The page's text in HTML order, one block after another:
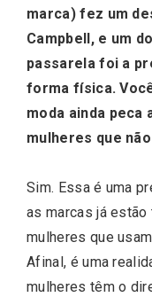
marca) fez um
Campbell, e um
passarela foi a
forma física.
moda ainda peca
mulheres que
Sim. Essa é uma
as marcas já
mulheres que
Afinal, é uma
mulheres têm o